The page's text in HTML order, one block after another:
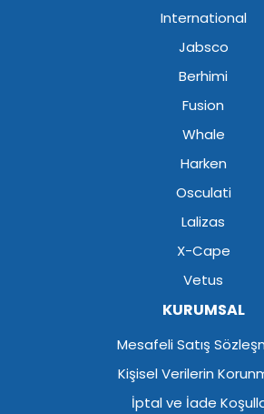
International
Jabsco
Berhimi
Fusion
Whale
Harken
Osculati
Lalizas
X-Cape
Vetus
KURUMSAL
Mesafeli Satış
Kişisel Verilerin
İptal ve İade